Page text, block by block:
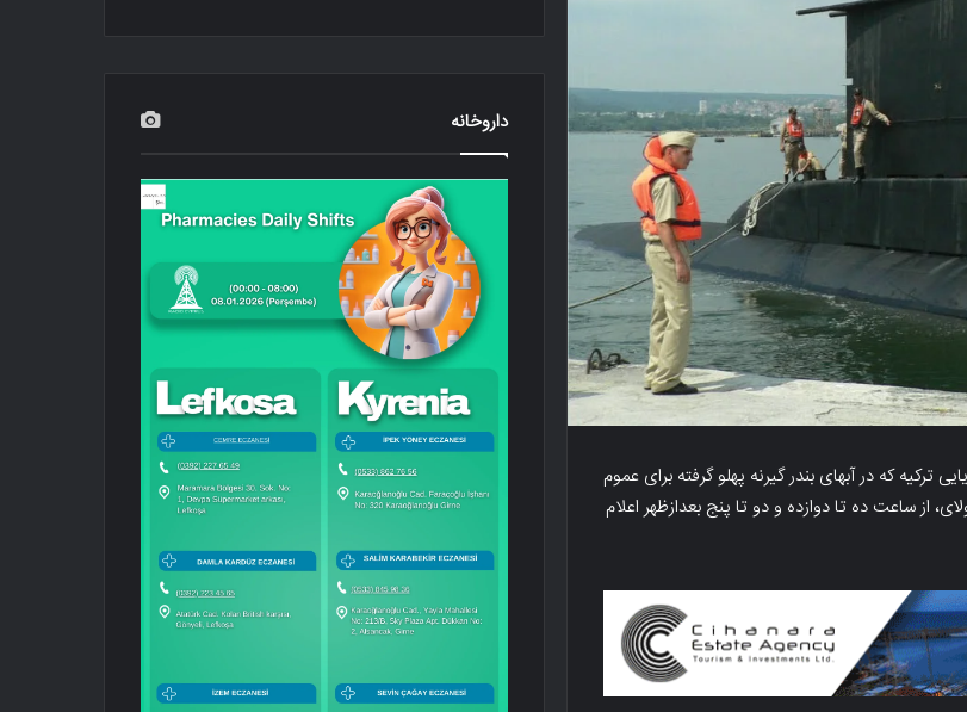
ترکیه که در آبهای بندر گیرنه پهلو گرفته برای عموم
از ساعت ده تا دوازده و دو تا پنج بعدازظهر اعلام
داروخانه